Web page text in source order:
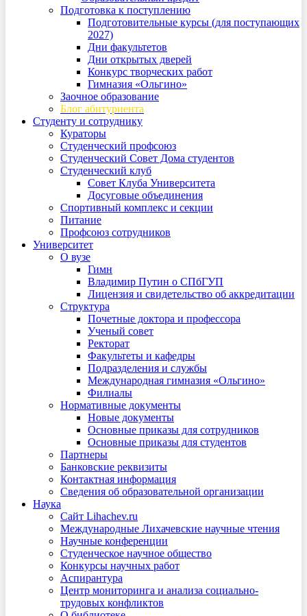
Подготовка к поступлению
Подготовительные курсы (для поступающих
2027)
Дни факультетов
Дни открытых дверей
Конкурс творческих работ
Гимназия «Ольгино»
Заочное образование
Блог абитуриента
Студенту и сотруднику
Кураторы
Студенческий профсоюз
Студенческий Совет Дома студентов
Студенческий клуб
Совет Клуба Университета
Досуговые объединения
Спортивный комплекс и секции
Питание
Профсоюз сотрудников
Университет
О вузе
Гимн
Владимир Путин о СПбГУП
Лицензия и свидетельство об аккредитации
Структура
Почетные доктора и профессора
Ученый совет
Ректорат
Факультеты и кафедры
Подразделения и службы
Международная гимназия «Ольгино»
Филиалы
Нормативные документы
Новые документы
Основные приказы для сотрудников
Основные приказы для студентов
Партнеры
Банковские реквизиты
Контактная информация
Сведения об образовательной организации
Наука
Сайт Lihachev.ru
Международные Лихачевские научные чтения
Научные конференции
Студенческое научное общество
Конкурсы научных работ
Аспирантура
Центр мониторинга и анализа социально-
трудовых конфликтов